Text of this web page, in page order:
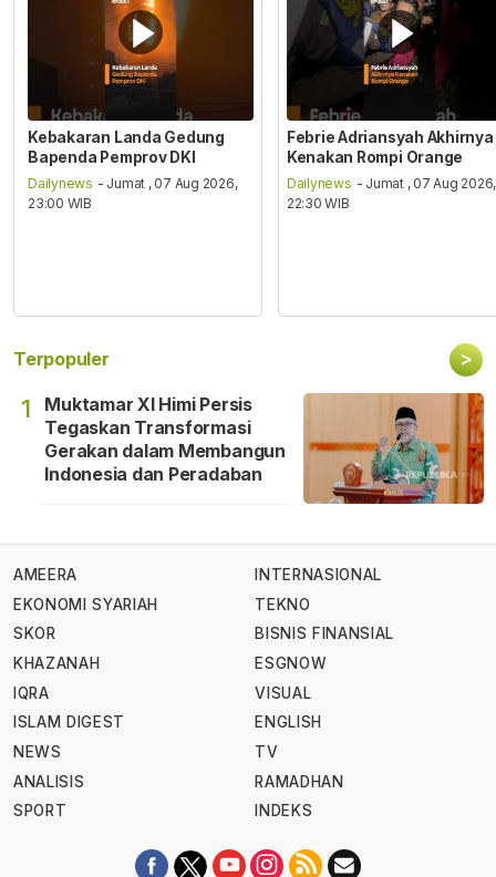
Kebakaran Landa Gedung
Bapenda Pemprov DKI
Dailynews - Jumat , 07 Aug 2026,
23:00 WIB
Febrie Adriansyah Akhirnya
Kenakan Rompi Orange
Dailynews - Jumat , 07 Aug 2026,
22:30 WIB
Terpopuler >
1
Muktamar XI Himi Persis
Tegaskan Transformasi
Gerakan dalam Membangun
Indonesia dan Peradaban
AMEERA
EKONOMI SYARIAH
SKOR
KHAZANAH
IQRA
ISLAM DIGEST
NEWS
ANALISIS
SPORT
INTERNASIONAL
TEKNO
BISNIS FINANSIAL
ESGNOW
VISUAL
ENGLISH
TV
RAMADHAN
INDEKS